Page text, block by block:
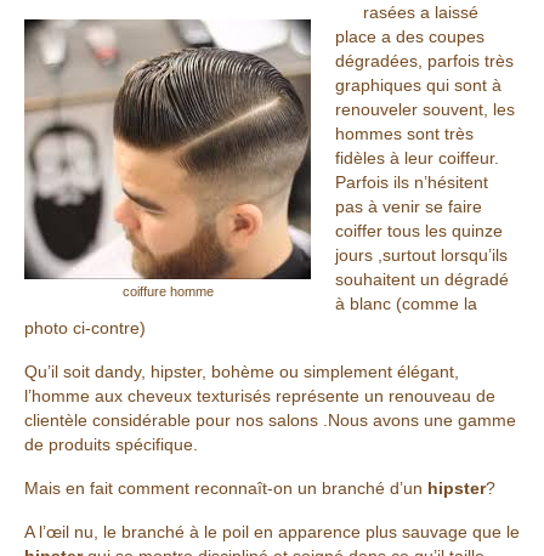
Tarifs
Galerie
News
actualités
Contact
coiffure homme
rasées a laissé
place a des coupes
dégradées, parfois très
graphiques qui sont à
renouveler souvent, les
hommes sont très
fidèles à leur coiffeur.
Parfois ils n’hésitent
pas à venir se faire
coiffer tous les quinze
jours ,surtout lorsqu’ils
souhaitent un dégradé
à blanc (comme la
photo ci-contre)
Qu’il soit dandy, hipster, bohème ou simplement élégant,
l’homme aux cheveux texturisés représente un renouveau de
clientèle considérable pour nos salons .Nous avons une gamme
de produits spécifique.
Mais en fait comment reconnaît-on un branché d’un hipster?
A l’œil nu, le branché à le poil en apparence plus sauvage que le